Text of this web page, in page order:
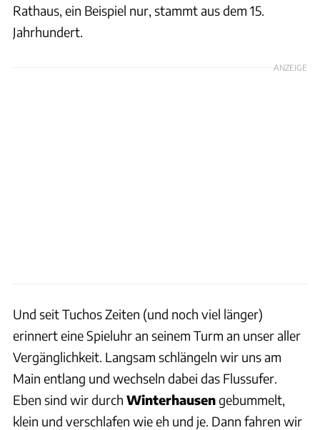
Rathaus, ein Beispiel nur, stammt aus dem 15.
Jahrhundert.
ANZEIGE
Und seit Tuchos Zeiten (und noch viel länger)
erinnert eine Spieluhr an seinem Turm an unser aller
Vergänglichkeit. Langsam schlängeln wir uns am
Main entlang und wechseln dabei das Flussufer.
Eben sind wir durch Winterhausengebummelt,
klein und verschlafen wie eh und je. Dann fahren wir